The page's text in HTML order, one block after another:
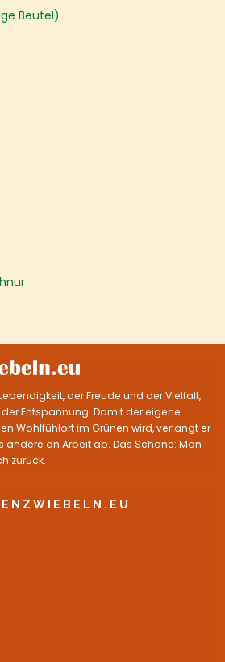
Beutel)
der Freude und der Vielfalt,
Entspannung. Damit der eigene
Wohlfühlort im Grünen wird, verlangt er
an Arbeit ab. Das Schöne: Man
zurück.